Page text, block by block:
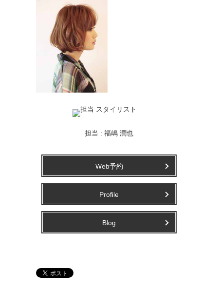
担当 : 福嶋 潤也
Web予約
Profile
Blog